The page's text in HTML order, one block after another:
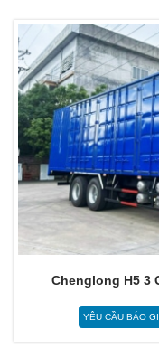
Chenglong H5 3
YÊU CẦU BÁO